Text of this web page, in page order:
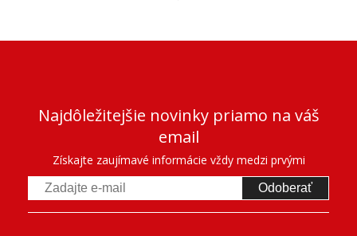
Najdôležitejšie novinky priamo na váš
email
Získajte zaujímavé informácie vždy medzi prvými
Odoberať